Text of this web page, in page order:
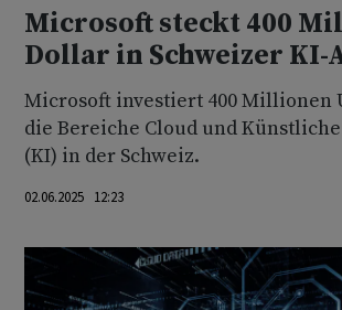
Microsoft steckt 400
Dollar in Schweizer KI-
Microsoft investiert 400 Millionen
die Bereiche Cloud und
(KI) in der Schweiz.
02.06.2025 12:23